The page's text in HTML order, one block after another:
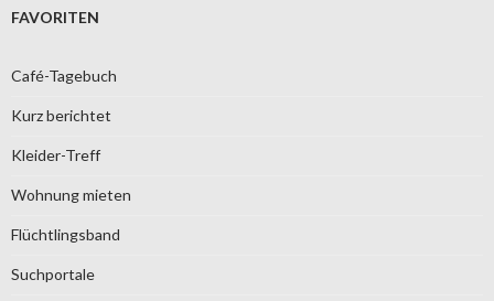
FAVORITEN
Café-Tagebuch
Kurz berichtet
Kleider-Treff
Wohnung mieten
Flüchtlingsband
Suchportale